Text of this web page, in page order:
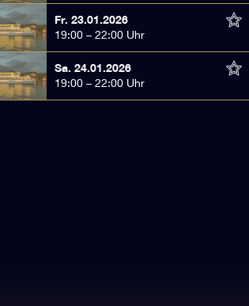
Fr. 23.01.2026
19:00 – 22:00 Uhr
Sa. 24.01.2026
19:00 – 22:00 Uhr